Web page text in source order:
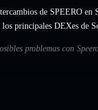
de SPEERO en
principales DEXes de
problemas con